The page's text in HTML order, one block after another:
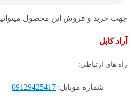
جهت خرید و فروش این محصول میتوانید
آراد کابل
راه های ارتباطی:
شماره موبایل: 09129425417